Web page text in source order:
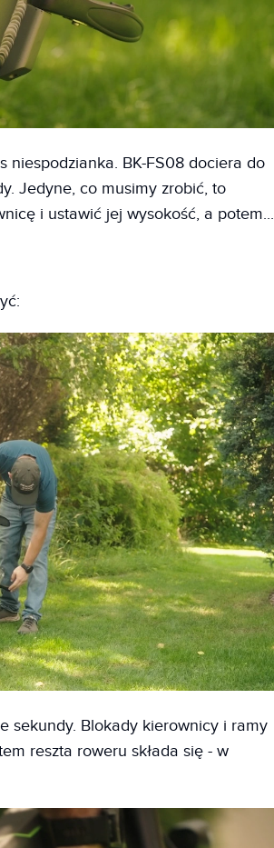
niespodzianka. BK-FS08 dociera do
Jedyne, co musimy zrobić, to
i ustawić jej wysokość, a potem...
sekundy. Blokady kierownicy i ramy
reszta roweru składa się - w